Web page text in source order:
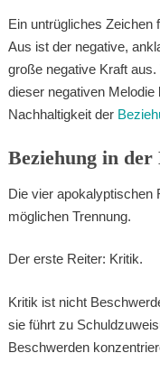
Ein untrügliches Zeichen
Aus ist der negative,
große negative Kraft
dieser negativen
Nachhaltigkeit der
Beziehung in der
Die vier apokalyptischen
möglichen Trennung.
Der erste Reiter: Kritik.
Kritik ist nicht
sie führt zu
Beschwerden